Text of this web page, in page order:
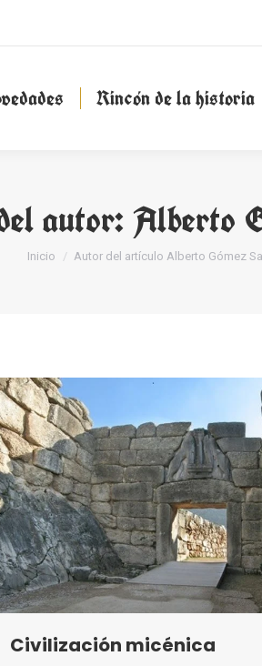
Rincón de la historia
autor:Alberto
Estás aquí:
Inicio Autor del artículo Alberto Gómez
Civilización micénica
Rincón de la historia